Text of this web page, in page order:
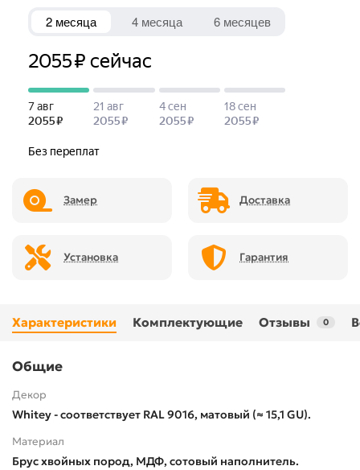
Замер Доставка
Установка Гарантия
Характеристики Комплектующие Отзывы 0
Общие
Декор
Whitey - соответствует RAL 9016, матовый (≈ 15,1 GU).
Материал
Брус хвойных пород, МДФ, сотовый наполнитель.